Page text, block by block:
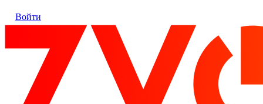
Войти